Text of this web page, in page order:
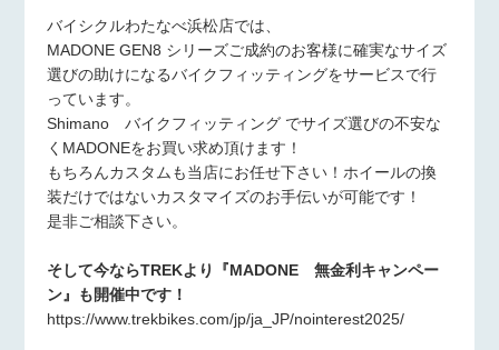
バイシクルわたなべ浜松店では、
MADONE GEN8 シリーズご成約のお客様に確実なサイズ
選びの助けになるバイクフィッティングをサービスで行
っています。
Shimano バイクフィッティング でサイズ選びの不安な
くMADONEをお買い求め頂けます！
もちろんカスタムも当店にお任せ下さい！ホイールの換
装だけではないカスタマイズのお手伝いが可能です！
是非ご相談下さい。
そして今ならTREKより『MADONE 無金利キャンペー
ン』も開催中です！
https://www.trekbikes.com/jp/ja_JP/nointerest2025/